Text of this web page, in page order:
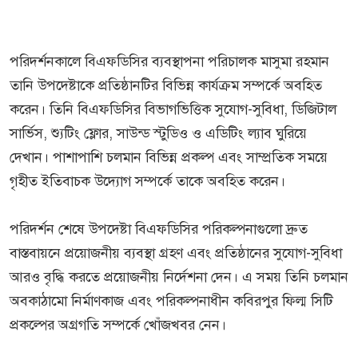
পরিদর্শনকালে বিএফডিসির ব্যবস্থাপনা পরিচালক মাসুমা রহমান
তানি উপদেষ্টাকে প্রতিষ্ঠানটির বিভিন্ন কার্যক্রম সম্পর্কে অবহিত
করেন। তিনি বিএফডিসির বিভাগভিত্তিক সুযোগ-সুবিধা, ডিজিটাল
সার্ভিস, শ্যুটিং ফ্লোর, সাউন্ড স্টুডিও ও এডিটিং ল্যাব ঘুরিয়ে
দেখান। পাশাপাশি চলমান বিভিন্ন প্রকল্প এবং সাম্প্রতিক সময়ে
গৃহীত ইতিবাচক উদ্যোগ সম্পর্কে তাকে অবহিত করেন।
পরিদর্শন শেষে উপদেষ্টা বিএফডিসির পরিকল্পনাগুলো দ্রুত
বাস্তবায়নে প্রয়োজনীয় ব্যবস্থা গ্রহণ এবং প্রতিষ্ঠানের সুযোগ-সুবিধা
আরও বৃদ্ধি করতে প্রয়োজনীয় নির্দেশনা দেন। এ সময় তিনি চলমান
অবকাঠামো নির্মাণকাজ এবং পরিকল্পনাধীন কবিরপুর ফিল্ম সিটি
প্রকল্পের অগ্রগতি সম্পর্কে খোঁজখবর নেন।